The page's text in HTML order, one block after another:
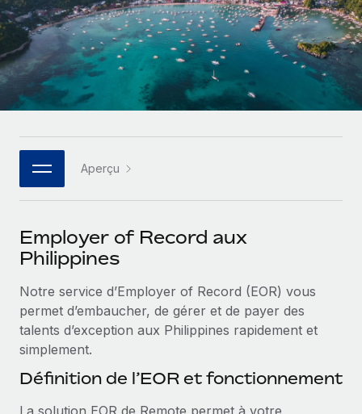
INFRASTRUCTURE
Intégration Remote
Intégrez vos RH aux flux de travail en toute simplicité
Plateforme
Des fonctions RH clés intégrées pour votre équipe
Connectez n'importe quel outil d’IA à Remote grâce à
notre MCP
Rationalisez vos processus avec des outils essentiels
SERVICES
Demandez aux experts
Recevez des conseils d’experts sur les RH à
l’international et la conformité
Des solutions agiles et internationales pour les RH et la
paie des entreprises en pleine croissance
Entreprises intermédiaires
Développez vos équipes avec des solutions RH sur
mesure
Entreprise
Les RH à l’international pour les grandes entreprises
Partenaires stratégiques de la tech
Intégrez les RH à l’international de manière flexible
Devenir partenaire
Explorez avec nous vos opportunités de partenariat
Remote Build Bientôt disponible
l’IA
APPRENDRE AVEC REMOTE
Recherche et guides
Études de cas
Checklists et modèles
Descriptions de postes
Événements
Données sur les salaires et les talents
Centre de ressources
Obtenir de l’aide
Español
Italiano
Português (Portugal)
日本語
한국어
Aperçu
Employer of Record aux
Philippines
Notre service d’Employer of Record (EOR) vous
permet d’embaucher, de gérer et de payer des
talents d’exception aux Philippines rapidement et
simplement.
Définition de l’EOR et fonctionnement
La solution EOR de Remote permet à votre